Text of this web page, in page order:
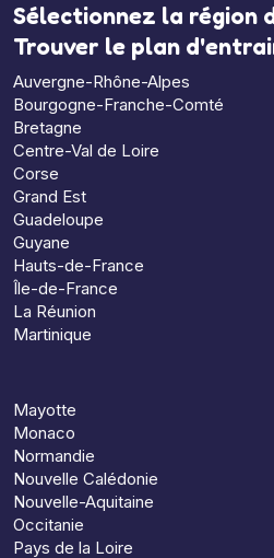
Sélectionnez la région
Trouver le plan
Auvergne-Rhône-Alpes
Bourgogne-Franche-Comté
Bretagne
Centre-Val de Loire
Corse
Grand Est
Guadeloupe
Guyane
Hauts-de-France
Île-de-France
La Réunion
Martinique
Mayotte
Monaco
Normandie
Nouvelle Calédonie
Nouvelle-Aquitaine
Occitanie
Pays de la Loire